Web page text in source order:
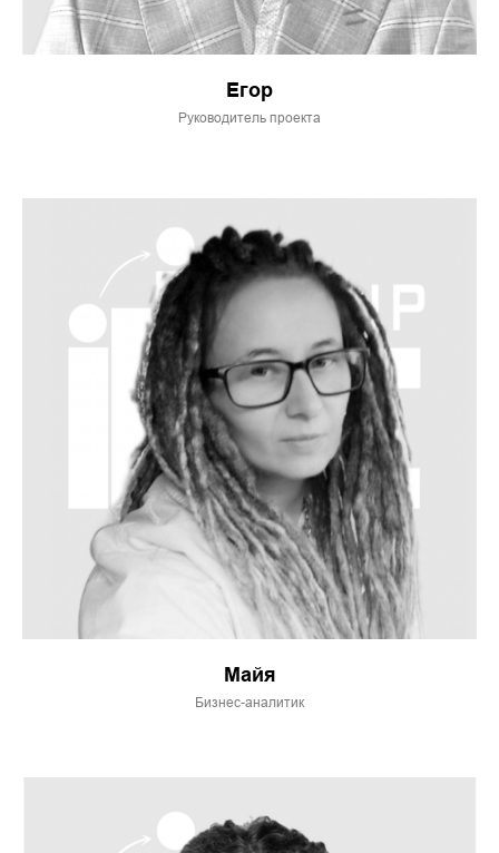
Егор
Руководитель проекта
Майя
Бизнес-аналитик